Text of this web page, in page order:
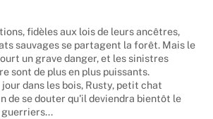
fidèles aux lois de leurs ancêtres,
sauvages se partagent la forêt. Mais le
un grave danger, et les sinistres
sont de plus en plus puissants.
dans les bois, Rusty, petit chat
de se douter qu'il deviendra bientôt le
guerriers...